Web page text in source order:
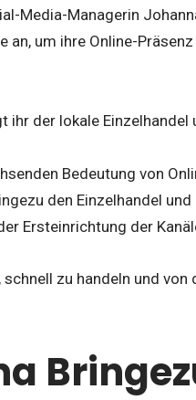
Media-Managerin
an, um ihre Online-
ihr der lokale
Bedeutung von
den Einzelhandel
Ersteinrichtung der
zu handeln und